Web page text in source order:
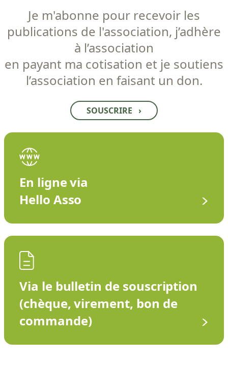
Je m'abonne pour recevoir les
publications de l'association, j’adhère
à l’association
en payant ma cotisation et je soutiens
l’association en faisant un don.
SOUSCRIRE ›
En ligne via
Hello Asso
Via le bulletin de souscription
(chèque, virement, bon de
commande)